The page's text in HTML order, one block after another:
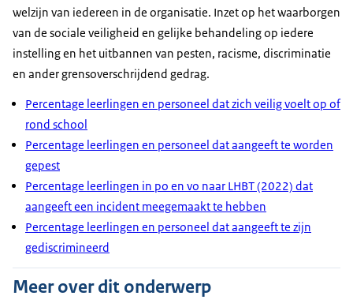
welzijn van iedereen in de organisatie. Inzet op het waarborgen
van de sociale veiligheid en gelijke behandeling op iedere
instelling en het uitbannen van pesten, racisme, discriminatie
en ander grensoverschrijdend gedrag.
Percentage leerlingen en personeel dat zich veilig voelt op of
rond school
Percentage leerlingen en personeel dat aangeeft te worden
gepest
Percentage leerlingen in po en vo naar LHBT (2022) dat
aangeeft een incident meegemaakt te hebben
Percentage leerlingen en personeel dat aangeeft te zijn
gediscrimineerd
Meer over dit onderwerp